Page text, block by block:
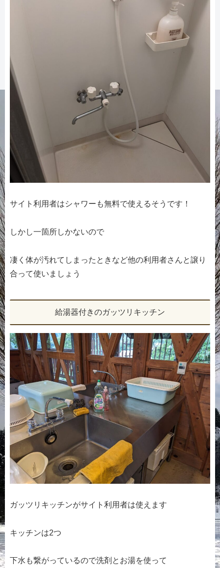
サイト利用者はシャワーも無料で使えるそうです！
しかし一箇所しかないので
凄く体が汚れてしまったときなど他の利用者さんと譲り
合って使いましょう
給湯器付きのガッツリキッチン
ガッツリキッチンがサイト利用者は使えます
キッチンは2つ
下水も繋がっているので洗剤とお湯を使って